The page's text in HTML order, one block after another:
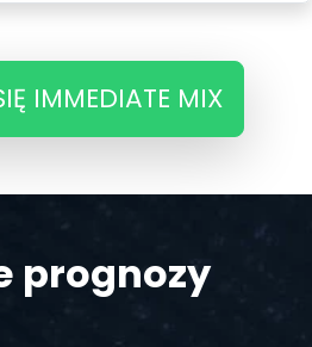
IMMEDIATE MIX
prognozy